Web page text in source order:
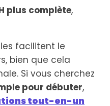
plus complète,
facilitent le
bien que cela
Si vous cherchez
pour débuter,
tout-en-un